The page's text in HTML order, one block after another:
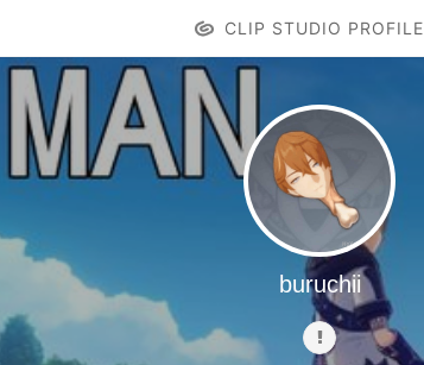
CLIP STUDIO PROFILE
buruchii